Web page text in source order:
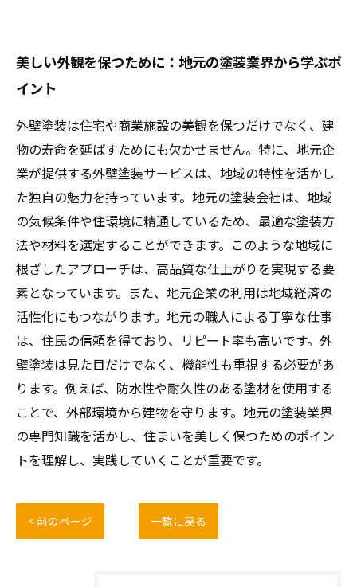
美しい外観を保つために：地元の塗装業界から学ぶポ
イント
外壁塗装は住宅や商業施設の美観を保つだけでなく、建
物の寿命を延ばすためにも欠かせません。特に、地元企
業が提供する外壁塗装サービスは、地域の特性を活かし
た独自の魅力を持っています。地元の塗装会社は、地域
の気候条件や住環境に精通しているため、最適な塗装方
法や材料を選定することができます。このような地域に
根ざしたアプローチは、高品質な仕上がりを実現する要
素となっています。また、地元企業の利用は地域経済の
活性化にもつながります。地元の職人による丁寧な仕事
は、住民の信頼を得ており、リピート率も高いです。外
壁塗装は見た目だけでなく、機能性も重視する必要があ
ります。例えば、防水性や耐久性のある塗材を使用する
ことで、外部環境から建物を守ります。地元の塗装業界
の専門知識を活かし、住まいを美しく保つためのポイン
トを理解し、実践していくことが重要です。
< 前のページ 一覧に戻る